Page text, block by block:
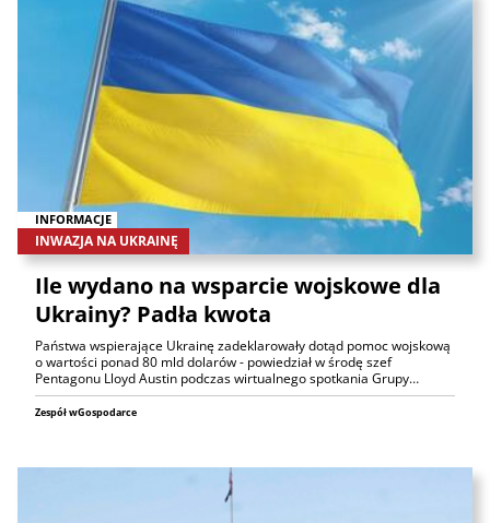
INFORMACJE
INWAZJA NA UKRAINĘ
Ile wydano na wsparcie wojskowe dla
Ukrainy? Padła kwota
Państwa wspierające Ukrainę zadeklarowały dotąd pomoc wojskową
o wartości ponad 80 mld dolarów - powiedział w środę szef
Pentagonu Lloyd Austin podczas wirtualnego spotkania Grupy…
Zespół wGospodarce